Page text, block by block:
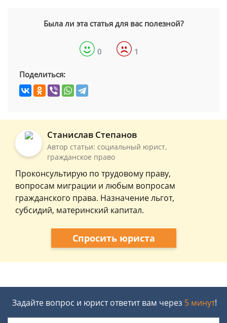
Была ли эта статья для вас полезной?
0 1
Поделиться:
Станислав Степанов
Автор статьи: социальный юрист,
гражданское право
Проконсультирую по трудовому праву,
вопросам миграции и любым вопросам
гражданского права. Назначение льгот,
субсидий, материнский капитал.
Спросить юриста
Задайте вопрос и юрист ответит вам через 5 минут!